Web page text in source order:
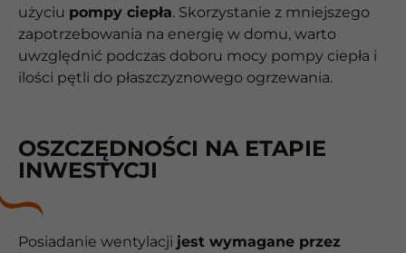
użyciu pompy ciepła. Skorzystanie z mniejszego
zapotrzebowania na energię w domu, warto
uwzględnić podczas doboru mocy pompy ciepła i
ilości pętli do płaszczyznowego ogrzewania.
OSZCZĘDNOŚCI NA ETAPIE
INWESTYCJI
Posiadanie wentylacji jest wymagane przez